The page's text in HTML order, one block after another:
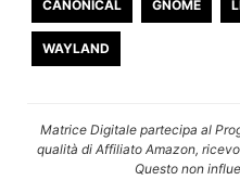
CANONICAL GNOME
WAYLAND
Matrice Digitale partecipa al
qualità di Affiliato Amazon,
Questo non